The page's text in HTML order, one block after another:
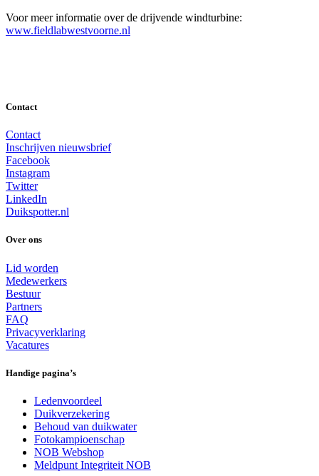
Voor meer informatie over de drijvende windturbine:
www.fieldlabwestvoorne.nl
Contact
Contact
Inschrijven nieuwsbrief
Facebook
Instagram
Twitter
LinkedIn
Duikspotter.nl
Over ons
Lid worden
Medewerkers
Bestuur
Partners
FAQ
Privacyverklaring
Vacatures
Handige pagina’s
Ledenvoordeel
Duikverzekering
Behoud van duikwater
Fotokampioenschap
NOB Webshop
Meldpunt Integriteit NOB